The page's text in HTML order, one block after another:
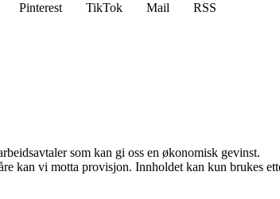
Pinterest TikTok Mail
RSS
som kan gi oss en økonomisk gevinst.
kan vi motta provisjon. Innholdet kan kun brukes